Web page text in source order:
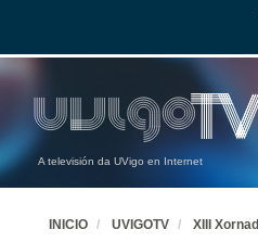
A televisión da UVigo en Internet
INICIO UVIGOTV XIII